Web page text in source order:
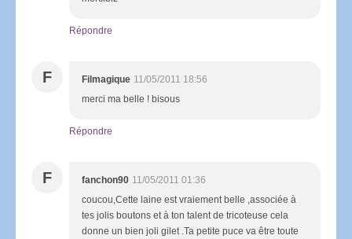
Répondre
F Filmagique 11/05/2011 18:56
merci ma belle ! bisous
Répondre
F fanchon90 11/05/2011 01:36
coucou,Cette laine est vraiement belle ,associée à
tes jolis boutons et à ton talent de tricoteuse cela
donne un bien joli gilet .Ta petite puce va être toute